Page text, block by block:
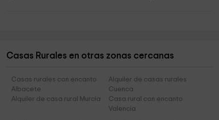
Casas Rurales en otras zonas cercanas
Casas rurales con encanto
Albacete
Alquiler de casas rurales
Cuenca
Alquiler de casa rural Murcia
Casa rural con encanto
Valencia